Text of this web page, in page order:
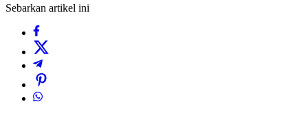
Sebarkan artikel ini